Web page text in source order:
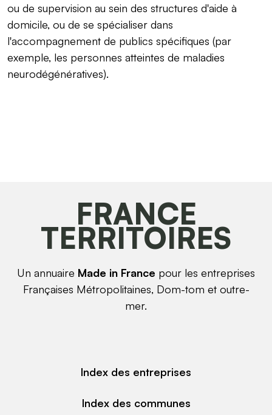
ou de supervision au sein des structures d'aide à
domicile, ou de se spécialiser dans
l'accompagnement de publics spécifiques (par
exemple, les personnes atteintes de maladies
neurodégénératives).
FRANCE
TERRITOIRES
Un annuaire Made in France pour les entreprises
Françaises Métropolitaines, Dom-tom et outre-
mer.
Index des entreprises
Index des communes